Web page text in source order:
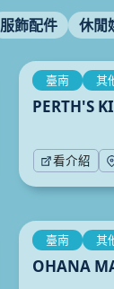
服飾配件 休閒
臺南 其
PERTH'S
看介紹
臺南 其
OHANA